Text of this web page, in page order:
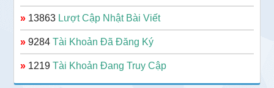
» 13863 Lượt Cập Nhật Bài Viết
» 9284Tài Khoản Đã Đăng Ký
» 1219Tài Khoản Đang Truy Cập